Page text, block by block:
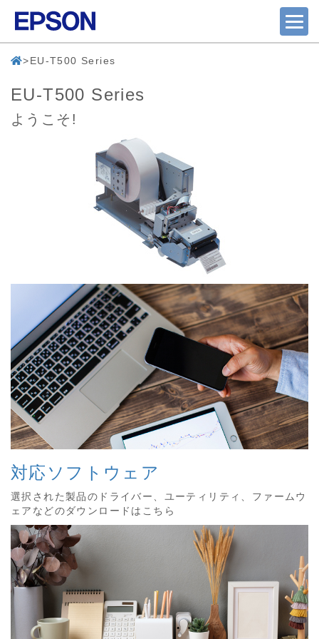
EU-T500 Series
EU-T500 Series
ようこそ!
対応ソフトウェア
選択された製品のドライバー、ユーティリティ、ファームウ
ェアなどのダウンロードはこちら